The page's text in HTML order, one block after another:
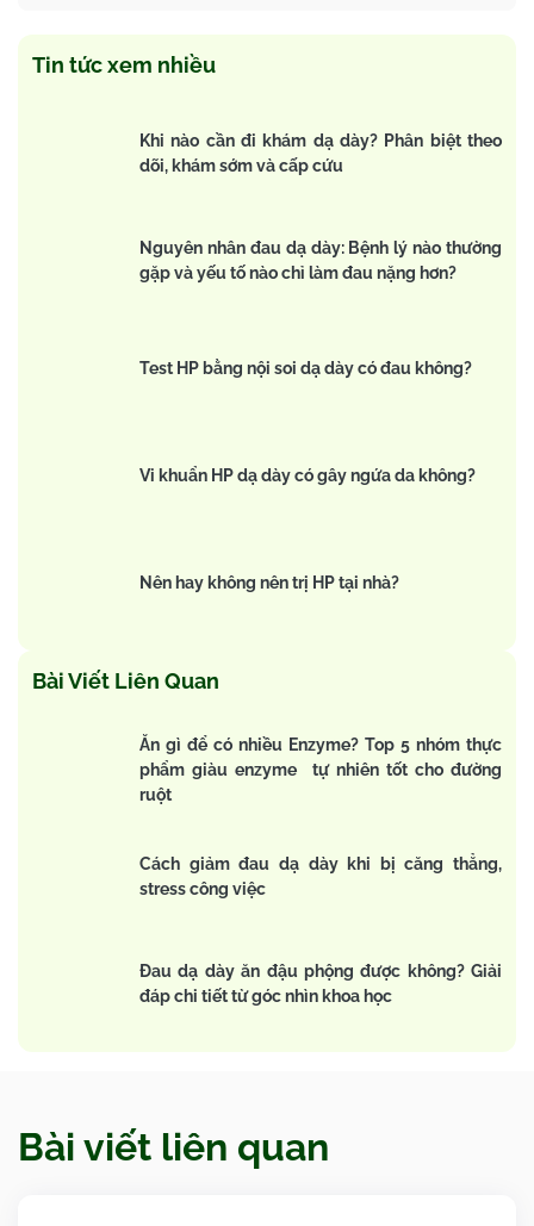
Tin tức xem nhiều
Khi nào cần đi khám dạ dày? Phân biệt theo
dõi, khám sớm và cấp cứu
Nguyên nhân đau dạ dày: Bệnh lý nào thường
gặp và yếu tố nào chỉ làm đau nặng hơn?
Test HP bằng nội soi dạ dày có đau không?
Vi khuẩn HP dạ dày có gây ngứa da không?
Nên hay không nên trị HP tại nhà?
Bài Viết Liên Quan
Ăn gì để có nhiều Enzyme? Top 5 nhóm thực
phẩm giàu enzyme tự nhiên tốt cho đường
ruột
Cách giảm đau dạ dày khi bị căng thẳng,
stress công việc
Đau dạ dày ăn đậu phộng được không? Giải
đáp chi tiết từ góc nhìn khoa học
Bài viết liên quan